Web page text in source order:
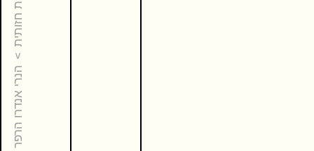
הנרי אנדרו הרפר